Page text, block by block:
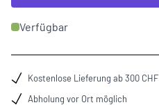
Verfügbar
Kostenlose Lieferung ab 300 CHF
Abholung vor Ort möglich